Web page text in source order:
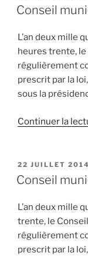
LE
Conseil
L’an deux mille
heures trente,
régulièrement
prescrit par la
sous la
Continuer la
PUBLIÉ
LE
22 JUILLET 2014
Conseil
L’an deux mille
trente, le
régulièrement
prescrit par la